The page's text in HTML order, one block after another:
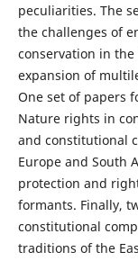
peculiarities. The
the challenges of
conservation in
expansion of
One set of papers
Nature rights in
and constitutional
Europe and South
protection and
formants. Finally,
constitutional
traditions of the